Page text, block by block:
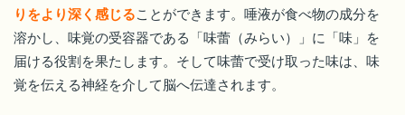
りをより深く感じることができます。唾液が食べ物の成分を
溶かし、味覚の受容器である「味蕾（みらい）」に「味」を
届ける役割を果たします。そして味蕾で受け取った味は、味
覚を伝える神経を介して脳へ伝達されます。